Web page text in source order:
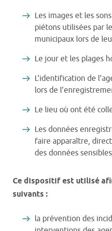
Les images et les
piétons utilisées par
municipaux lors de
Le jour et les plages
L’identification de
lors de
Le lieu où ont été
Les données
faire apparaître,
des données
Ce dispositif est utilisé
suivants :
la prévention des